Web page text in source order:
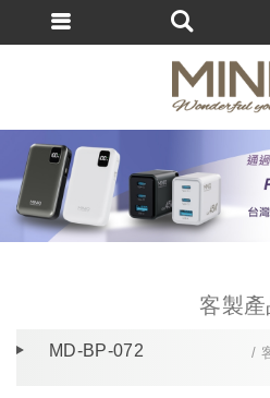
客製產
MD-BP-072